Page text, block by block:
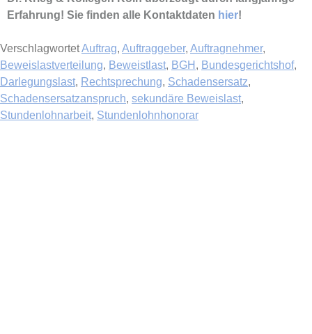
Erfahrung! Sie finden alle Kontaktdaten hier!
VerschlagwortetAuftrag, Auftraggeber, Auftragnehmer,
Beweislastverteilung, Beweistlast, BGH , Bundesgerichtshof,
Darlegungslast, Rechtsprechung, Schadensersatz,
Schadensersatzanspruch, sekundäre Beweislast,
Stundenlohnarbeit, Stundenlohnhonorar